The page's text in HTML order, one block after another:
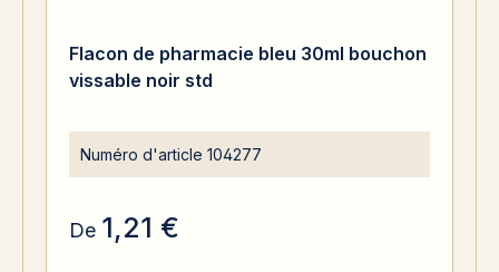
Flacon de pharmacie bleu 30ml bouchon
vissable noir std
Numéro d'article 104277
De 1,21 €